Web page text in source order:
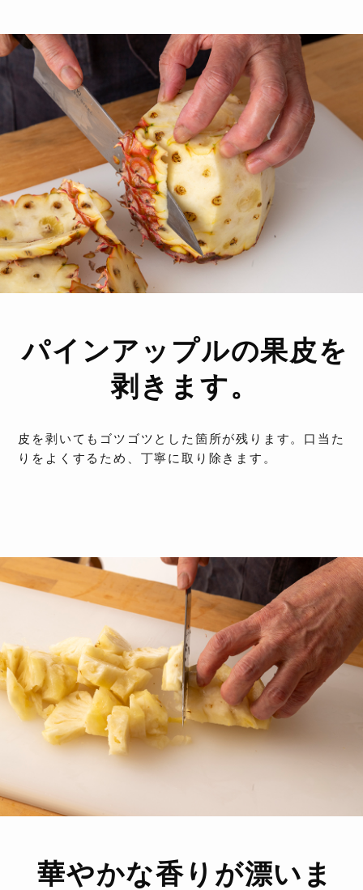
パインアップルの果皮を
剥きます。
皮を剥いてもゴツゴツとした箇所が残ります。口当た
りをよくするため、丁寧に取り除きます。
華やかな香りが漂いま